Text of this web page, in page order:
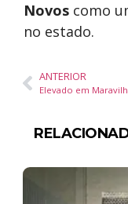
Novos como
no estado.
ANTERIOR